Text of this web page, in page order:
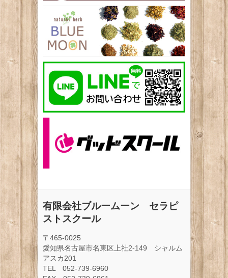
有限会社ブルームーン セラピ
ストスクール
〒465-0025
愛知県名古屋市名東区上社2-149 シャルム
アスカ201
TEL 052-739-6960